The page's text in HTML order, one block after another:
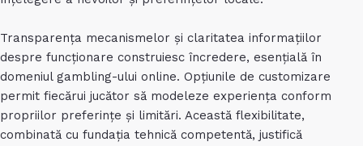
Transparența mecanismelor și claritatea informațiilor
despre funcționare construiesc încredere, esențială în
domeniul gambling-ului online. Opțiunile de customizare
permit fiecărui jucător să modeleze experiența conform
propriilor preferințe și limitări. Această flexibilitate,
combinată cu fundația tehnică competentă, justifică